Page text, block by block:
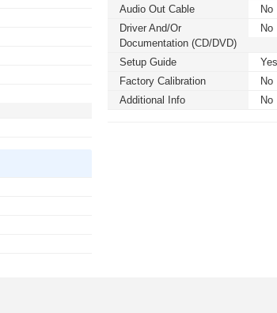
Audio Out Cable
No
Driver And/or
Documentation (CD/DVD)
No
Setup Guide
Yes
Factory Calibration
No
Additional Info
No